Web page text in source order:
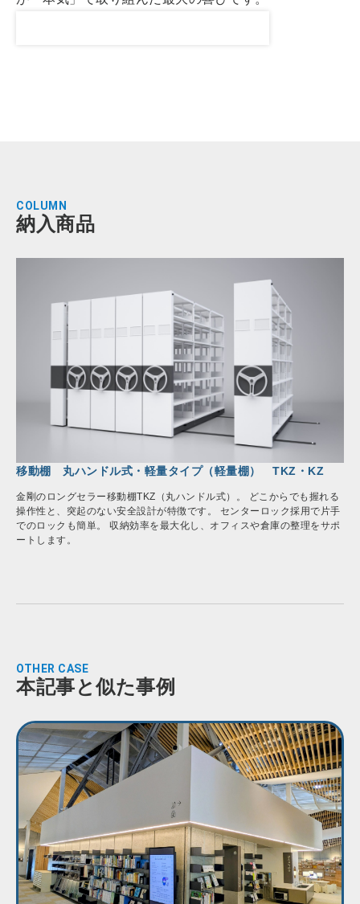
COLUMN
納入商品
移動棚 丸ハンドル式・軽量タイプ（軽量棚） TKZ・KZ
金剛のロングセラー移動棚TKZ（丸ハンドル式）。 どこからでも握れる
操作性と、突起のない安全設計が特徴です。 センターロック採用で片手
でのロックも簡単。 収納効率を最大化し、オフィスや倉庫の整理をサポ
ートします。
OTHER CASE
本記事と似た事例